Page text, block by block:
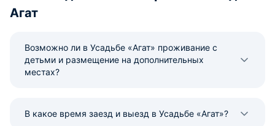
Агат
Возможно ли в Усадьбе «Агат» проживание с
детьми и размещение на дополнительных
местах?
В какое время заезд и выезд в Усадьбе «Агат»?